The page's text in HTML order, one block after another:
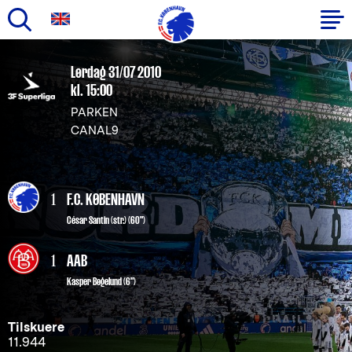
hovedindhold
Primær
navigation
Lørdag 31/07 2010
kl. 15:00
PARKEN
CANAL9
1 F.C. KØBENHAVN
César Santin(str.) (60")
1 AAB
Kasper Bøgelund (6")
Tilskuere
11.944